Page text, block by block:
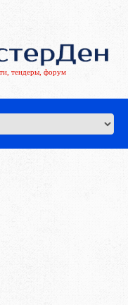
тендеры, форум